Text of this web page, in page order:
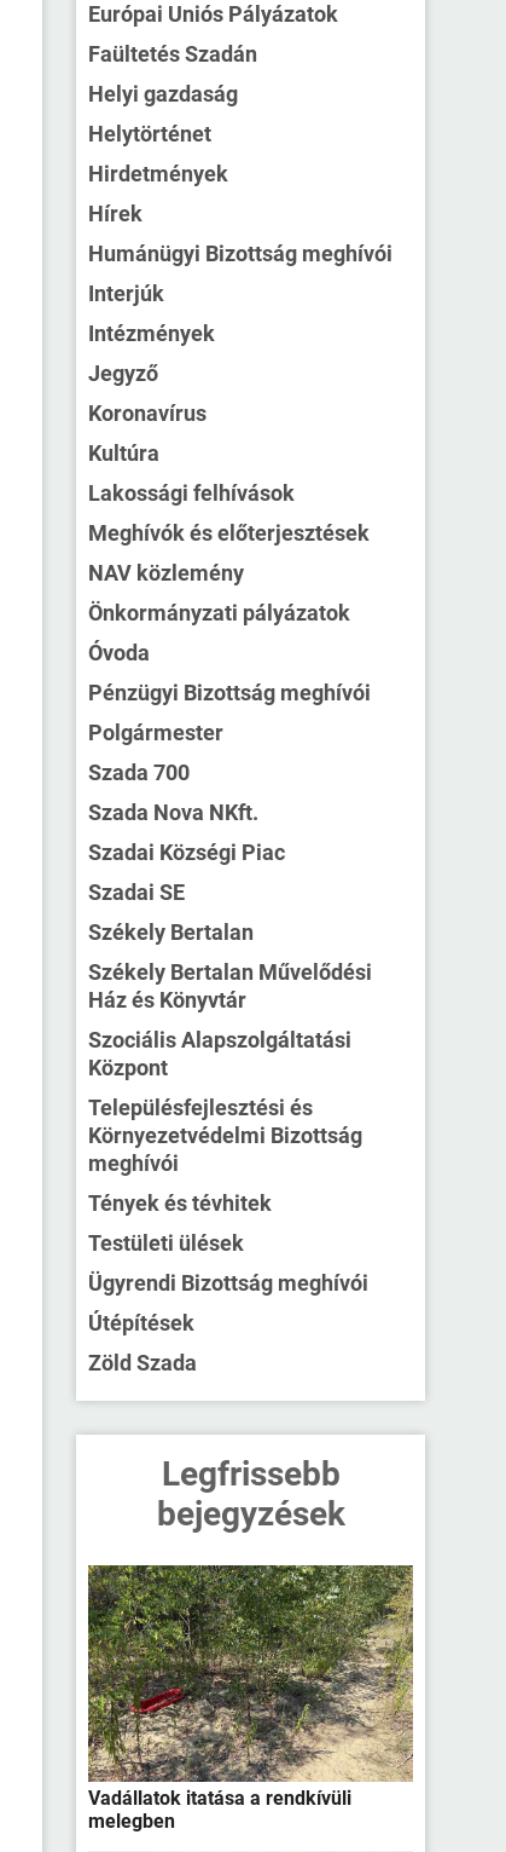
Európai Uniós Pályázatok
Faültetés Szadán
Helyi gazdaság
Helytörténet
Hirdetmények
Hírek
Humánügyi Bizottság meghívói
Interjúk
Intézmények
Jegyző
Koronavírus
Kultúra
Lakossági felhívások
Meghívók és előterjesztések
NAV közlemény
Önkormányzati pályázatok
Óvoda
Pénzügyi Bizottság meghívói
Polgármester
Szada 700
Szada Nova NKft.
Szadai Községi Piac
Szadai SE
Székely Bertalan
Székely Bertalan Művelődési
Ház és Könyvtár
Szociális Alapszolgáltatási
Központ
Településfejlesztési és
Környezetvédelmi Bizottság
meghívói
Tények és tévhitek
Testületi ülések
Ügyrendi Bizottság meghívói
Útépítések
Zöld Szada
Legfrissebb
bejegyzések
Vadállatok itatása a rendkívüli
melegben